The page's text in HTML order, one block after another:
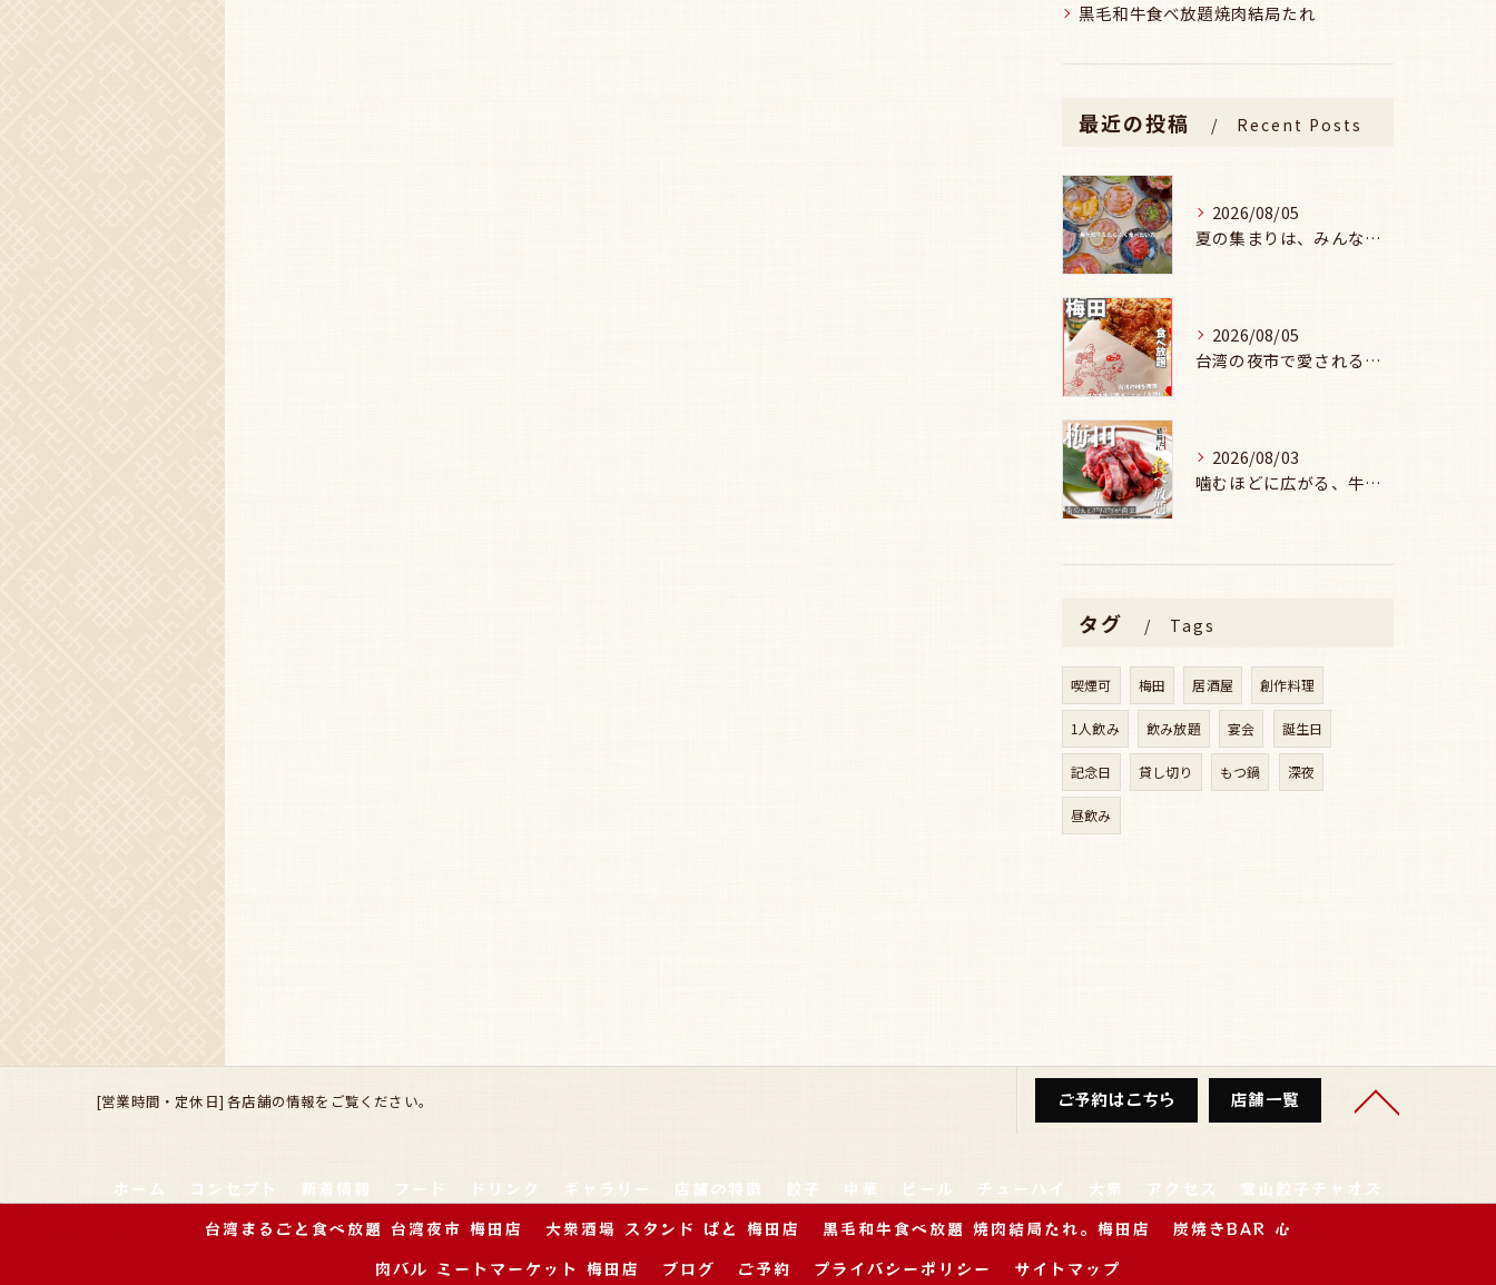
黒毛和牛食べ放題焼肉結局たれ
最近の投稿 Recent Posts
2026/08/05
夏の集まりは、みんなで焼肉🥩☀️
2026/08/05
台湾の夜市で愛される味を、
2026/08/03
噛むほどに広がる、牛セセリの旨み🥩
タグ Tags
喫煙可 梅田 居酒屋 創作料理
1人飲み 飲み放題 宴会 誕生日
記念日 貸し切り もつ鍋 深夜
昼飲み
[営業時間・定休日] 各店舗の情報をご覧ください。 ご予約はこちら 店舗一覧
ホーム コンセプト 新着情報 フード ドリンク ギャラリー 店舗の特徴 餃子 中華 ビール チューハイ 大衆 アクセス
堂山餃子チャオズ
台湾まるごと食べ放題 台湾夜市 梅田店
大衆酒場 スタンド ぱと 梅田店 黒毛和牛食べ放題 焼肉結局たれ。梅田店
炭焼きBAR 心
肉バル ミートマーケット 梅田店
ブログ ご予約 プライバシーポリシー サイトマップ